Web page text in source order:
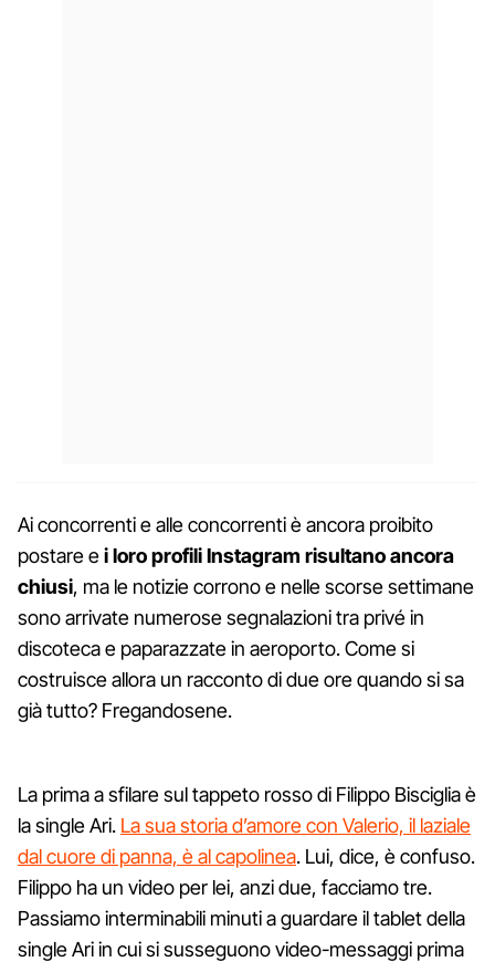
Ai concorrenti e alle concorrenti è ancora proibito
postare ei loro profili Instagram risultano ancora
chiusi, ma le notizie corrono e nelle scorse settimane
sono arrivate numerose segnalazioni tra privé in
discoteca e paparazzate in aeroporto. Come si
costruisce allora un racconto di due ore quando si sa
già tutto? Fregandosene.
La prima a sfilare sul tappeto rosso di Filippo Bisciglia è
la single Ari. La sua storia d’amore con Valerio, il laziale
dal cuore di panna, è al capolinea. Lui, dice, è confuso.
Filippo ha un video per lei, anzi due, facciamo tre.
Passiamo interminabili minuti a guardare il tablet della
single Ari in cui si susseguono video-messaggi prima